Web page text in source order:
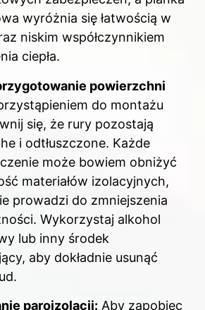
wyróżnia się łatwością w
niskim współczynnikiem
ciepła.
powierzchni
do montażu
się, że rury pozostają
i odtłuszczone. Każde
może bowiem obniżyć
materiałów izolacyjnych,
prowadzi do zmniejszenia
Wykorzystaj alkohol
lub inny środek
aby dokładnie usunąć
paroizolacji: Aby zapobiec